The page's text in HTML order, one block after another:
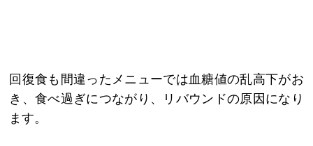
回復食も間違ったメニューでは血糖値の乱高下がお
き、食べ過ぎにつながり、リバウンドの原因になり
ます。